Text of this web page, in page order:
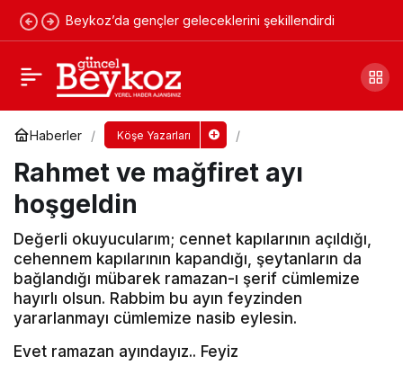
Beykoz’da gençler geleceklerini şekillendirdi
Haberler Köşe Yazarları
Rahmet ve mağfiret ayı
hoşgeldin
Değerli okuyucularım; cennet kapılarının açıldığı,
cehennem kapılarının kapandığı, şeytanların da
bağlandığı mübarek ramazan-ı şerif cümlemize
hayırlı olsun. Rabbim bu ayın feyzinden
yararlanmayı cümlemize nasib eylesin.
Evet ramazan ayındayız.. Feyiz
Toprağın ve ateşin çocukları
Yorum Yap Paylaş